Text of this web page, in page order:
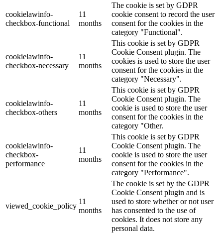
cookielawinfo-
checkbox-functional
11
months
The cookie is set by GDPR
cookie consent to record the user
consent for the cookies in the
category "Functional".
cookielawinfo-
checkbox-necessary
11
months
This cookie is set by GDPR
Cookie Consent plugin. The
cookies is used to store the user
consent for the cookies in the
category "Necessary".
cookielawinfo-
checkbox-others
11
months
This cookie is set by GDPR
Cookie Consent plugin. The
cookie is used to store the user
consent for the cookies in the
category "Other.
cookielawinfo-
checkbox-
performance
11
months
This cookie is set by GDPR
Cookie Consent plugin. The
cookie is used to store the user
consent for the cookies in the
category "Performance".
viewed_cookie_policy
11
months
The cookie is set by the GDPR
Cookie Consent plugin and is
used to store whether or not user
has consented to the use of
cookies. It does not store any
personal data.